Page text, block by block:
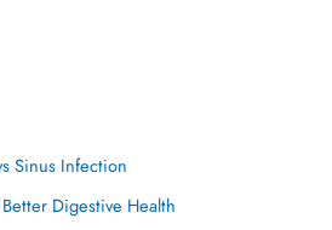
Sinus Infection
Digestive Health